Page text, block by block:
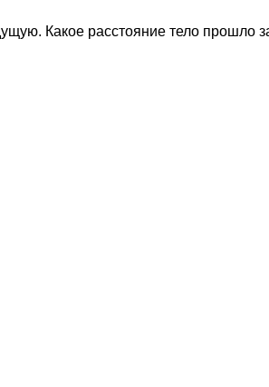
Какое расстояние тело прошло